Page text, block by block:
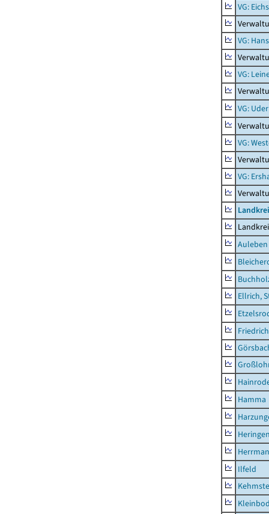
VG:
VG:
VG:
VG: Uder
VG:
VG:
Auleben
Ellrich,
Hamma
Ilfeld